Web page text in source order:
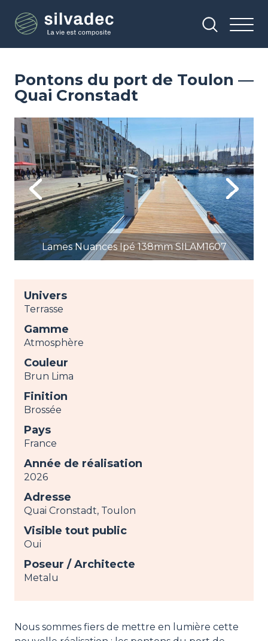
contenu
Pontons du port de Toulon —
Quai Cronstadt
Previous
Image
Lames Nuances Ipé 138mm SILAM1607
Next
Univers
Terrasse
Gamme
Atmosphère
Couleur
Brun Lima
Finition
Brossée
Pays
France
Année de réalisation
2026
Adresse
Quai Cronstadt, Toulon
Visible tout public
Oui
Poseur / Architecte
Metalu
Nous sommes fiers de mettre en lumière cette